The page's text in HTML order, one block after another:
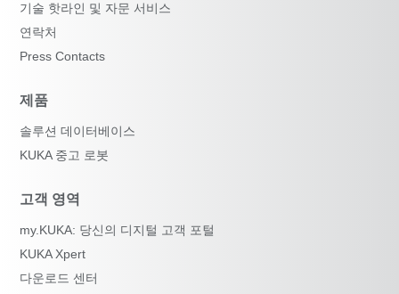
기술 핫라인 및 자문 서비스
연락처
Press Contacts
제품
솔루션 데이터베이스
KUKA 중고 로봇
고객 영역
my.KUKA: 당신의 디지털 고객 포털
KUKA Xpert
다운로드 센터